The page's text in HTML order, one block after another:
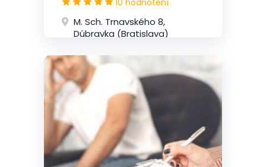
M. Sch. Trnavského 8,
Dúbravka (Bratislava)